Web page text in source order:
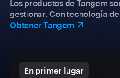
Los productos de Tangem
gestionar. Con tecnología
Obtener Tangem
En primer lugar